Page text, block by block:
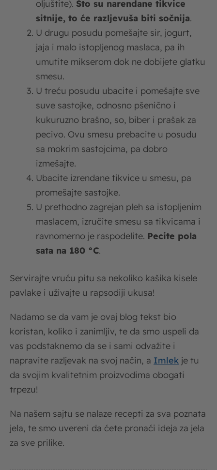
oljuštite). Što su narendane tikvice
sitnije, to će razljevuša biti sočnija.
U drugu posudu pomešajte sir, jogurt,
jaja i malo istopljenog maslaca, pa ih
umutite mikserom dok ne dobijete glatku
smesu.
U treću posudu ubacite i pomešajte sve
suve sastojke, odnosno pšenično i
kukuruzno brašno, so, biber i prašak za
pecivo. Ovu smesu prebacite u posudu
sa mokrim sastojcima, pa dobro
izmešajte.
Ubacite izrendane tikvice u smesu, pa
promešajte sastojke.
U prethodno zagrejan pleh sa istopljenim
maslacem, izručite smesu sa tikvicama i
ravnomerno je raspodelite. Pecite pola
sata na 180 °C.
Servirajte vruću pitu sa nekoliko kašika kisele
pavlake i uživajte u rapsodiji ukusa!
Nadamo se da vam je ovaj blog tekst bio
koristan, koliko i zanimljiv, te da smo uspeli da
vas podstaknemo da se i sami odvažite i
napravite razljevak na svoj način, a Imlek je tu
da svojim kvalitetnim proizvodima obogati
trpezu!
Na našem sajtu se nalaze recepti za sva poznata
jela, te smo uvereni da ćete pronaći ideja za jela
za sve prilike.